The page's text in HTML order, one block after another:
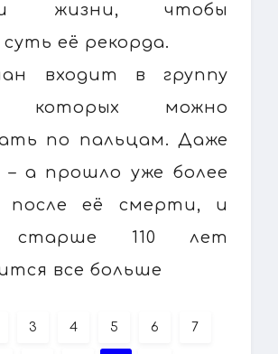
жизни, чтобы
её рекорда.
входит в группу
которых можно
по пальцам. Даже
– а прошло уже более
после её смерти, и
старше 110 лет
все больше
3 4 5 6 7